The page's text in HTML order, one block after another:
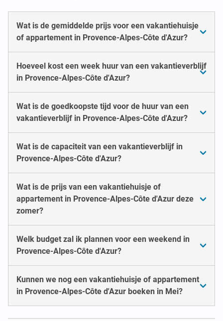
Wat is de gemiddelde prijs voor een vakantiehuisje
of appartement in Provence-Alpes-Côte d'Azur?
Hoeveel kost een week huur van een vakantieverblijf
in Provence-Alpes-Côte d'Azur?
Wat is de goedkoopste tijd voor de huur van een
vakantieverblijf in Provence-Alpes-Côte d'Azur?
Wat is de capaciteit van een vakantieverblijf in
Provence-Alpes-Côte d'Azur?
Wat is de prijs van een vakantiehuisje of
appartement in Provence-Alpes-Côte d'Azur deze
zomer?
Welk budget zal ik plannen voor een weekend in
Provence-Alpes-Côte d'Azur?
Kunnen we nog een vakantiehuisje of appartement
in Provence-Alpes-Côte d'Azur boeken in Mei?